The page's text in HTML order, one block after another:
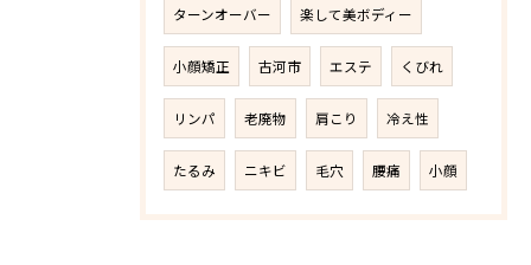
ターンオーバー 楽して美ボディー
小顔矯正 古河市 エステ くびれ
リンパ 老廃物 肩こり 冷え性
たるみ ニキビ 毛穴 腰痛 小顔